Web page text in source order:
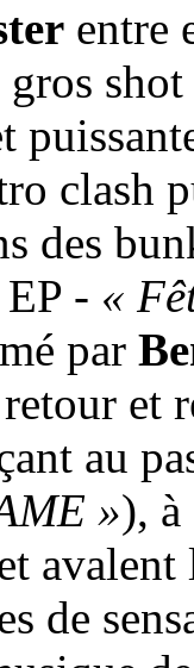
entre
clash
des
- «
par
et
au
»),
de